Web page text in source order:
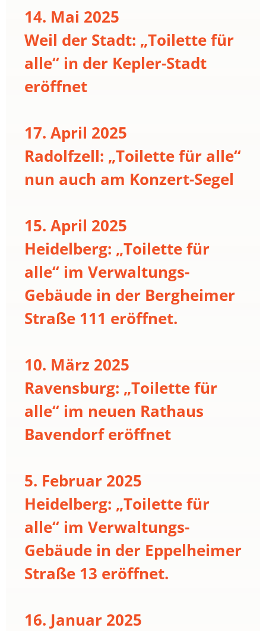
14. Mai 2025
Weil der Stadt: „Toilette für
alle“ in der Kepler-Stadt
eröffnet
17. April 2025
Radolfzell: „Toilette für alle“
nun auch am Konzert-Segel
15. April 2025
Heidelberg: „Toilette für
alle“ im Verwaltungs-
Gebäude in der Bergheimer
Straße 111 eröffnet.
10. März 2025
Ravensburg: „Toilette für
alle“ im neuen Rathaus
Bavendorf eröffnet
5. Februar 2025
Heidelberg: „Toilette für
alle“ im Verwaltungs-
Gebäude in der Eppelheimer
Straße 13 eröffnet.
16. Januar 2025